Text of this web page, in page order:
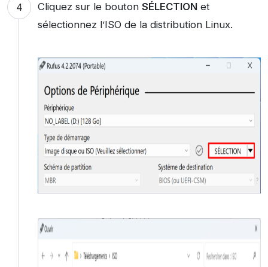
Cliquez sur le bouton SÉLECTIONet
sélectionnez l’ISO de la distribution Linux.